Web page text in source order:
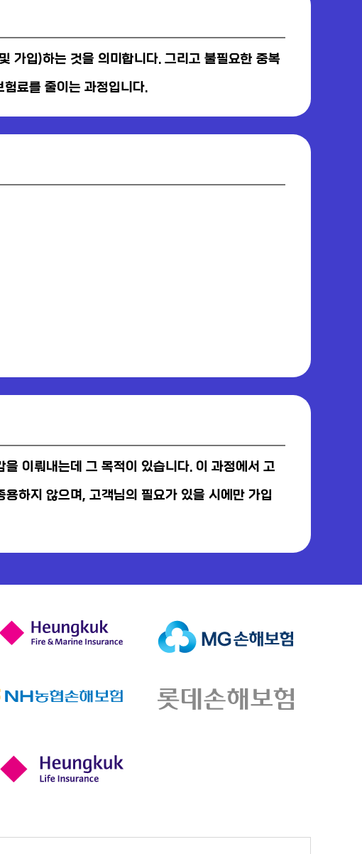
가입)하는 것을 의미합니다. 그리고 불필요한 중복
료를 줄이는 과정입니다.
이뤄내는데 그 목적이 있습니다. 이 과정에서 고
하지 않으며, 고객님의 필요가 있을 시에만 가입